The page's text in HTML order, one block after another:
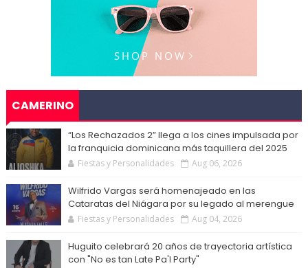
CAMERINO
“Los Rechazados 2” llega a los cines impulsada por
la franquicia dominicana más taquillera del 2025
Fiestas y Personalidades Aug 06, 2026
Wilfrido Vargas será homenajeado en las
Cataratas del Niágara por su legado al merengue
Fiestas y Personalidades Aug 04, 2026
Huguito celebrará 20 años de trayectoria artística
con "No es tan Late Pa'l Party"